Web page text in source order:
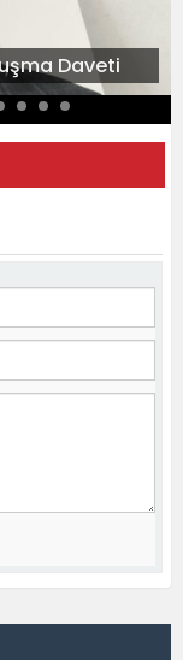
Daveti